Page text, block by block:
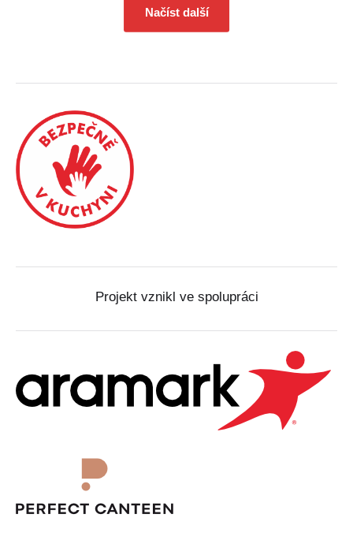
Načíst další
Projekt vznikl ve spolupráci